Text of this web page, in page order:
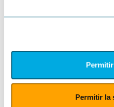
Permitir la